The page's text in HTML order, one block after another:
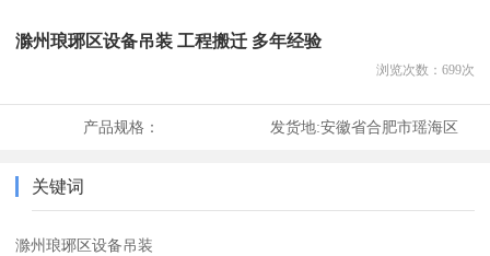
滁州琅琊区设备吊装 工程搬迁 多年经验
浏览次数： 699次
产品规格： 发货地:安徽省合肥市瑶海区
关键词
滁州琅琊区设备吊装